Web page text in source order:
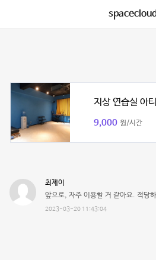
spacecloud
지상 연습실 아
9,000 원/시간
최제이
앞으로, 자주 이용할 거 같아요. 적당
2023-03-20 11:43:04